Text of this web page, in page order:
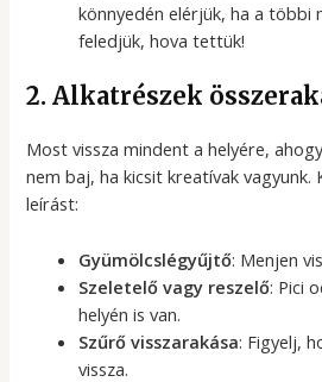
könnyedén elérjük, ha a többi
feledjük, hova tettük!
2. Alkatrészek
Most vissza mindent a helyére,
nem baj, ha kicsit kreatívak vagyunk.
leírást:
Gyümölcslégyűjtő: Menjen
Szeletelő vagy reszelő: Pici
helyén is van.
Szűrő visszarakása: Figyelj,
vissza.